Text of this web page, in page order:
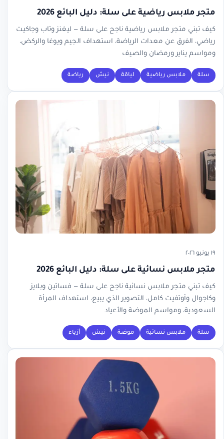
متجر ملابس رياضية على سلة: دليل البائع 2026
كيف تبني متجر ملابس رياضية ناجح على سلة — ليغنز وتاب وجاكيت
رياضي، الفرق عن معدات الرياضة، استهداف الجيم ويوغا والركض،
ومواسم يناير ورمضان والصيف
سلة ملابس رياضية لياقة نيش رياضة
١٩ يونيو ٢٠٢٦
متجر ملابس نسائية على سلة: دليل البائع 2026
كيف تبني متجر ملابس نسائية ناجح على سلة — فساتين وبلايز
وكاجوال وأوتفيت كامل، التصوير الذي يبيع، استهداف المرأة
السعودية، ومواسم الموضة والأعياد
سلة ملابس نسائية موضة نيش أزياء